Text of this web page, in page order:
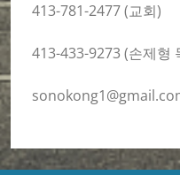
413-781-2477 (교회)
413-433-9273 (손제형